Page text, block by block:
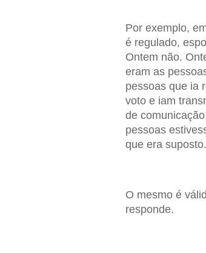
Por exemplo,
é regulado,
Ontem não.
eram as
pessoas que ia
voto e iam
de
pessoas
que era suposto.
O mesmo é
responde.